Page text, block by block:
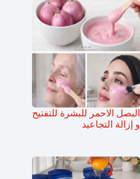
البصل الاحمر للبشرة للتفتيح
و إزالة التجاعيد